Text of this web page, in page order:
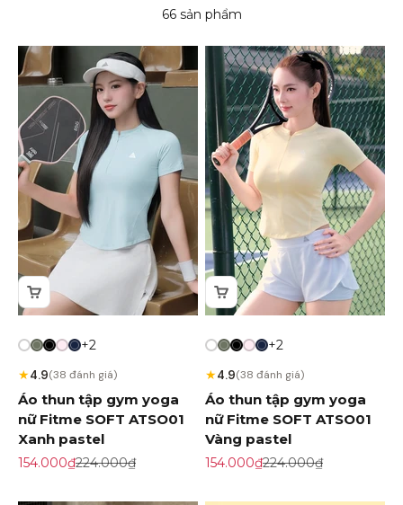
66 sản phẩm
+2
★4.9(38 đánh giá)
Áo thun tập gym yoga
nữ Fitme SOFT ATSO01
Xanh pastel
Giá khuyến mãi
154.000₫Giá gốc
224.000₫
+2
★4.9(38 đánh giá)
Áo thun tập gym yoga
nữ Fitme SOFT ATSO01
Vàng pastel
Giá khuyến mãi
154.000₫Giá gốc
224.000₫